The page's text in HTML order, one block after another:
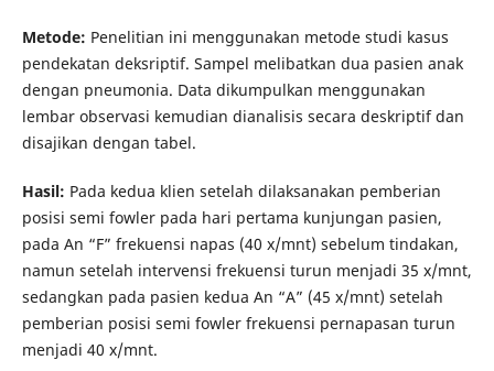
Metode: Penelitian ini menggunakan metode studi kasus
pendekatan deksriptif. Sampel melibatkan dua pasien anak
dengan pneumonia. Data dikumpulkan menggunakan
lembar observasi kemudian dianalisis secara deskriptif dan
disajikan dengan tabel.
Hasil: Pada kedua klien setelah dilaksanakan pemberian
posisi semi fowler pada hari pertama kunjungan pasien,
pada An “F” frekuensi napas (40 x/mnt) sebelum tindakan,
namun setelah intervensi frekuensi turun menjadi 35 x/mnt,
sedangkan pada pasien kedua An “A” (45 x/mnt) setelah
pemberian posisi semi fowler frekuensi pernapasan turun
menjadi 40 x/mnt.